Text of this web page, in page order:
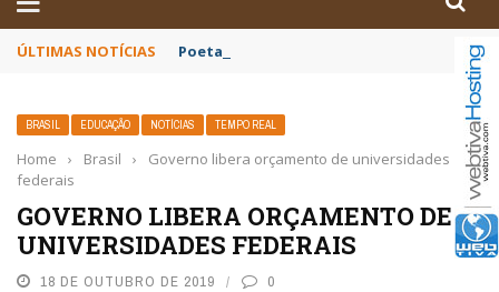
ÚLTIMAS NOTÍCIAS Poetas baianos representam o Brasil no
BRASIL EDUCAÇÃO NOTÍCIAS TEMPO REAL
Home › Brasil ›
Governo libera orçamento de universidades
federais
GOVERNO LIBERA ORÇAMENTO DE
UNIVERSIDADES FEDERAIS
18 DE OUTUBRO DE 2019 0